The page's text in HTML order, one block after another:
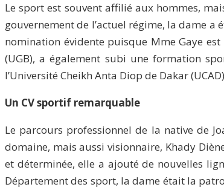
Le sport est souvent affilié aux hommes,
gouvernement de l’actuel régime, la dame a
nomination évidente puisque Mme Gaye
(UGB), a également subi une formation
l’Université Cheikh Anta Diop de Dakar
Un CV sportif remarquable
Le parcours professionnel de la native de
domaine, mais aussi visionnaire, Khady
et déterminée, elle a ajouté de nouvelles
Département des sport, la dame était la